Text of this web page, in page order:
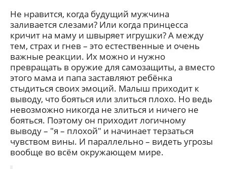
Не нравится, когда будущий мужчина
заливается слезами? Или когда принцесса
кричит на маму и швыряет игрушки? А между
тем, страх и гнев – это естественные и очень
важные реакции. Их можно и нужно
превращать в оружие для самозащиты, а вместо
этого мама и папа заставляют ребёнка
стыдиться своих эмоций. Малыш приходит к
выводу, что бояться или злиться плохо. Но ведь
невозможно никогда не злиться и ничего не
бояться. Поэтому он приходит логичному
выводу – "я – плохой" и начинает терзаться
чувством вины. И параллельно – видеть угрозы
вообще во всём окружающем мире.